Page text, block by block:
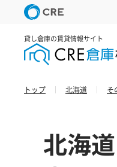
貸し倉庫の賃貸情報サイト
トップ 北海道 そ
北海